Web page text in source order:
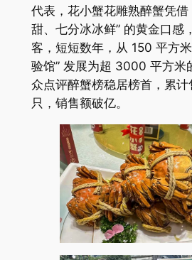
代表，花小蟹花雕熟醉蟹凭借
甜、七分冰冰鲜” 的黄金口感
客，短短数年，从 150 平方
验馆” 发展为超 3000 平方米
众点评醉蟹榜稳居榜首，累
只，销售额破亿。​